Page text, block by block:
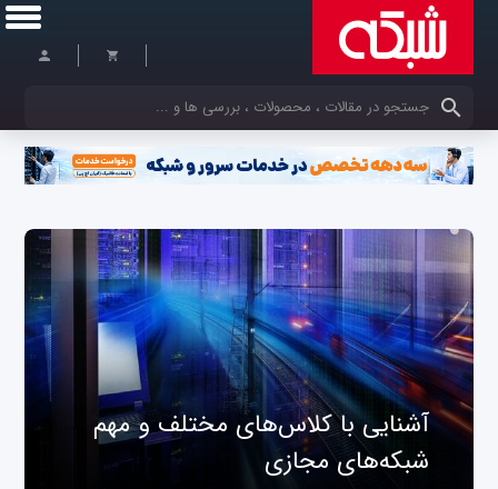
کلمات کلیدی خود را وارد کنید
آشنایی با کلاس‌های مختلف و مهم
شبکه‌های مجازی